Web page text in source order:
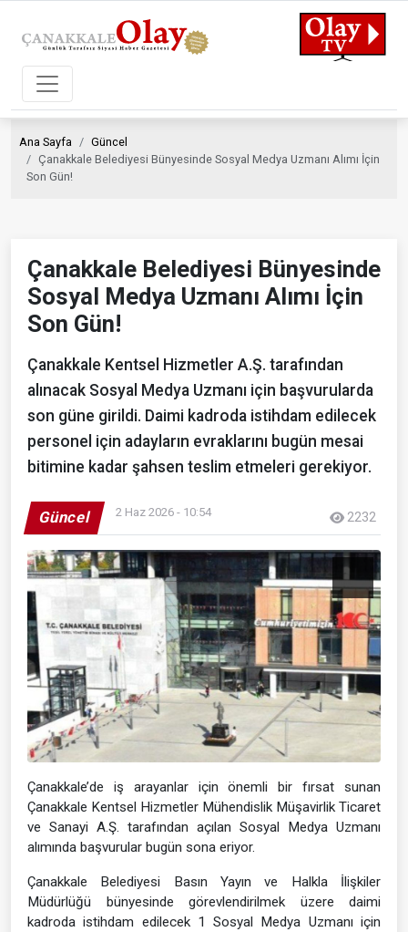
Ana Sayfa
Güncel
Çanakkale Belediyesi Bünyesinde Sosyal Medya Uzmanı Alımı İçin
Son Gün!
Çanakkale Belediyesi Bünyesinde
Sosyal Medya Uzmanı Alımı İçin
Son Gün!
Çanakkale Kentsel Hizmetler A.Ş. tarafından
alınacak Sosyal Medya Uzmanı için başvurularda
son güne girildi. Daimi kadroda istihdam edilecek
personel için adayların evraklarını bugün mesai
bitimine kadar şahsen teslim etmeleri gerekiyor.
Güncel 2 Haz 2026 - 10:54 2232
Çanakkale’de iş arayanlar için önemli bir fırsat sunan
Çanakkale Kentsel Hizmetler Mühendislik Müşavirlik Ticaret
ve Sanayi A.Ş. tarafından açılan Sosyal Medya Uzmanı
alımında başvurular bugün sona eriyor.
Çanakkale Belediyesi Basın Yayın ve Halkla İlişkiler
Müdürlüğü bünyesinde görevlendirilmek üzere daimi
kadroda istihdam edilecek 1 Sosyal Medya Uzmanı için